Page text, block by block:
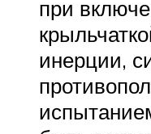
при
инерции,